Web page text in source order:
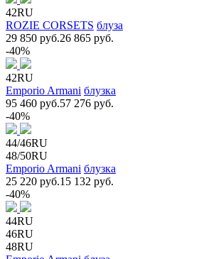
42RU
ROZIE CORSETS блуза
29 850 руб.26 865 руб.
-40%
42RU
Emporio Armani блузка
95 460 руб.57 276 руб.
-40%
44/46RU
48/50RU
Emporio Armani блузка
25 220 руб.15 132 руб.
-40%
44RU
46RU
48RU